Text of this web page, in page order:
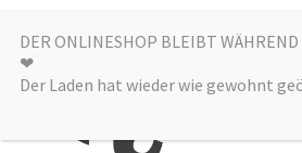
Zur
Navigation
springen
Zum
Inhalt
springen
DER ONLINESHOP BLEIBT WÄHREND
❤︎
Der Laden hat wieder wie gewohnt